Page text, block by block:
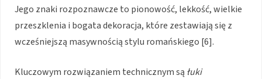
Jego znaki rozpoznawcze to pionowość, lekkość, wielkie
przeszklenia i bogata dekoracja, które zestawiają się z
wcześniejszą masywnością stylu romańskiego [6].
Kluczowym rozwiązaniem technicznym są łuki